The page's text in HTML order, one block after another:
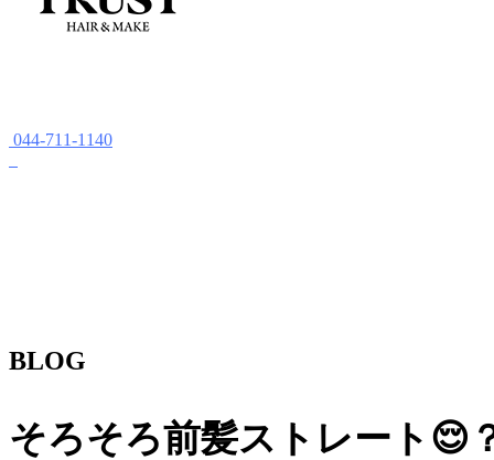
044-711-1140
BLOG
そろそろ前髪ストレート😌